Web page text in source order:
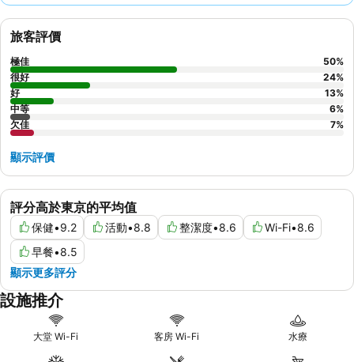
評分高於東京的平均值
保健•9.2 活動•8.8 整潔度•8.6 Wi-Fi•8.6
早餐•8.5
顯示更多評分
旅客評價
極佳 50%
很好
24%
好
13%
中等
6%
欠佳
7%
顯示評價
設施推介
大堂 Wi-Fi 客房 Wi-Fi 水療